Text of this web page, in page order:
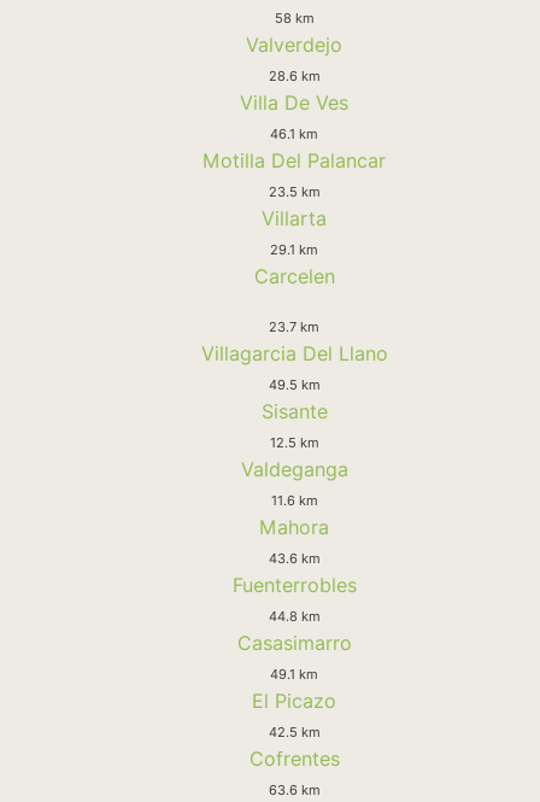
58 km
Valverdejo
28.6 km
Villa De Ves
46.1 km
Motilla Del Palancar
23.5 km
Villarta
29.1 km
Carcelen
23.7 km
Villagarcia Del Llano
49.5 km
Sisante
12.5 km
Valdeganga
11.6 km
Mahora
43.6 km
Fuenterrobles
44.8 km
Casasimarro
49.1 km
El Picazo
42.5 km
Cofrentes
63.6 km